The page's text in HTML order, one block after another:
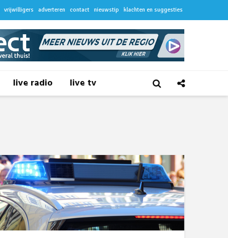
vrijwilligers adverteren contact nieuwstip klachten en suggesties
live radio live tv